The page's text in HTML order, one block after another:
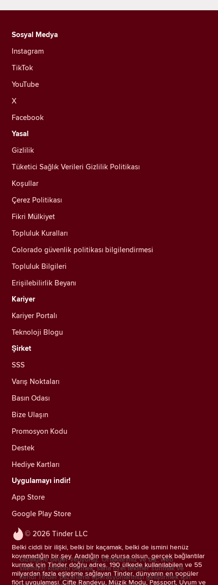
© 2026 Tinder LLC
Belki ciddi bir ilişki, belki bir kaçamak, belki de ismini henüz
koyamadığın bir şey. Aradığın ne olursa olsun, gerçek bağlantılar
kurmak için Tinder doğru adres. 190 ülkede kullanılabilen ve 55
milyardan fazla eşleşme sağlayan Tinder, dünyanın en popüler
flört uygulaması. Çifte Randevu, Müzik Modu, Passport, Uyum ve
Sosyal Medya
Instagram
TikTok
YouTube
X
Facebook
Yasal
Gizlilik
Tüketici Sağlık Verileri Gizlilik Politikası
Koşullar
Çerez Politikası
Fikri Mülkiyet
Topluluk Kuralları
Colorado güvenlik politikası bilgilendirmesi
Topluluk Bilgileri
Erişilebilirlik Beyanı
Kariyer
Kariyer Portalı
Teknoloji Blogu
Şirket
SSS
Varış Noktaları
Basın Odası
Bize Ulaşın
Promosyon Kodu
Destek
Hediye Kartları
Uygulamayı indir!
App Store
Google Play Store
Gizliliğine değer veriyoruz. Ortaklarımız ve biz; web
sitemizin kitlesini ölçmek, sana özel teklifler sunmak ve
kendi Tinder pazarlama operasyonlarımızı geliştirmek için